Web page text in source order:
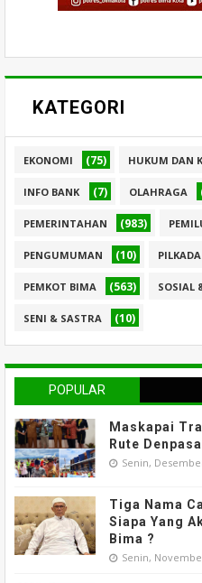
KATEGORI
EKONOMI (75) HUKUM DAN
INFO BANK (7) OLAHRAGA
PEMERINTAHAN (983)
PENGUMUMAN (10) PILKADA
PEMKOT BIMA (563) SOSIAL
SENI & SASTRA (10)
POPULAR
Maskapai
Rute
Senin,
Tiga Nama
Siapa Yang
Bima ?
Senin,